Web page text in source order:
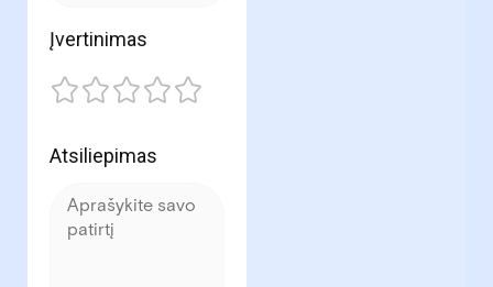
Įvertinimas
Atsiliepimas